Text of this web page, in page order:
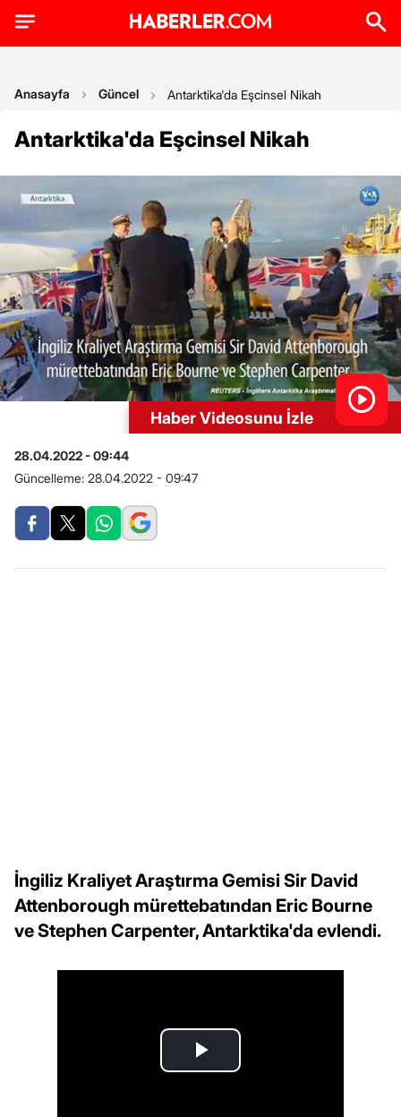
Anasayfa Güncel Antarktika'da Eşcinsel Nikah
Antarktika'da Eşcinsel Nikah
Haber Videosunu İzle
28.04.2022 - 09:44
Güncelleme: 28.04.2022 - 09:47
İngiliz Kraliyet Araştırma Gemisi Sir David
Attenborough mürettebatından Eric Bourne
ve Stephen Carpenter, Antarktika'da evlendi.